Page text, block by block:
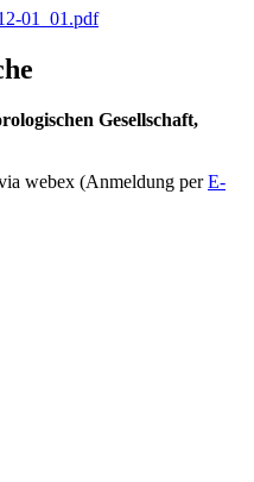
01_01.pdf
Gesellschaft,
webex (Anmeldung perE-